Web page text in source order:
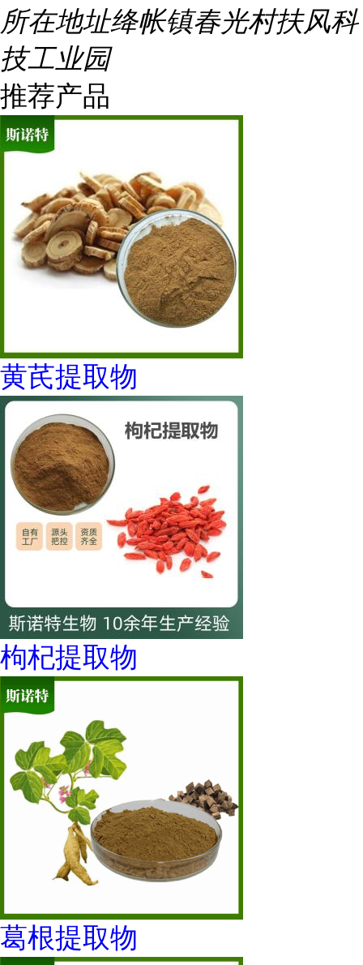
所在地址绛帐镇春光村扶风科
技工业园
推荐产品
黄芪提取物
枸杞提取物
葛根提取物